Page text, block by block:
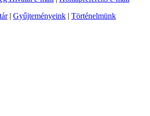
| Gyűjteményeink | Történelmünk